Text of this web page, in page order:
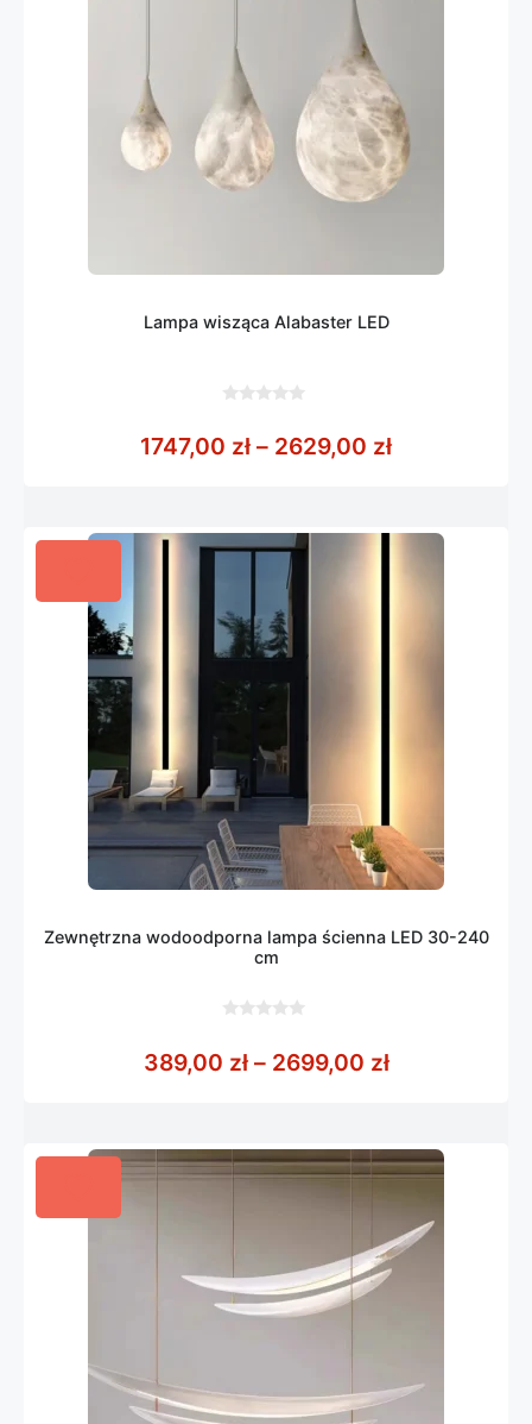
Lampa wisząca Alabaster LED
5
1747,00 zł – 2629,00 złZakres cen:
Zewnętrzna wodoodporna lampa ścienna LED 30-240
cm
5
389,00 zł – 2699,00 złZakres cen: